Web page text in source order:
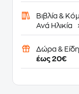
Βιβλία &
Ανά Ηλικία
Δώρα &
έως 20€